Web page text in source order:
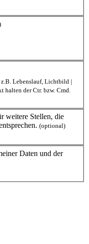
z.B. Lebenslauf, Lichtbild |
halten der Ctr. bzw. Cmd.
weitere Stellen, die
(optional)
Daten und der